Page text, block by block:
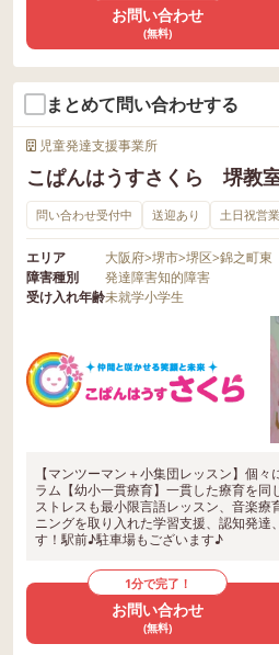
お問い合わせ
(無料)
まとめて問い合わせする
児童発達支援事業所
こぱんはうすさくら 堺教
問い合わせ受付中 送迎あり 土日祝営業
エリア 大阪府>堺市>堺区>錦之町東
障害種別
発達障害知的障害
受け入れ年齢未就学小学生
【マンツーマン＋小集団レッスン】個
ラム【幼小一貫療育】一貫した療育を
ストレスも最小限言語レッスン、音楽療
ニングを取り入れた学習支援、認知発達
す！駅前♪駐車場もございます♪
1分で完了！
お問い合わせ
(無料)